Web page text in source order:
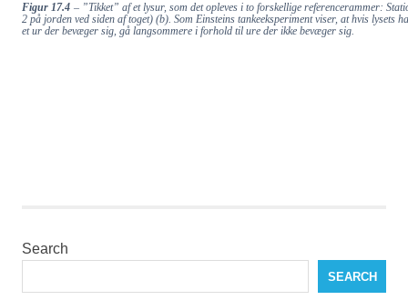
Figur 17.4 – ”Tikket” af et lysur, som det opleves i to forskellige referencerammer:
2 på jorden ved siden af toget) (b). Som Einsteins tankeeksperiment viser, at hvis lysets
et ur der bevæger sig, gå langsommere i forhold til ure der ikke bevæger sig.
Search
SEARCH